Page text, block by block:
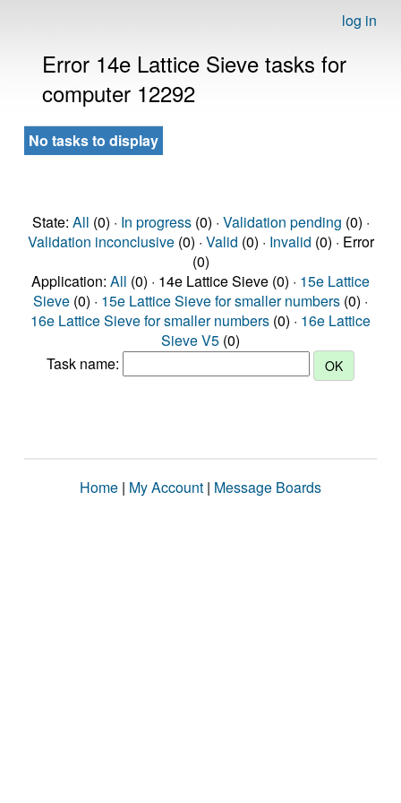
log in
Error 14e Lattice Sieve tasks for
computer 12292
No tasks to display
State: All (0) · In progress(0) · Validation pending (0) ·
Validation inconclusive(0) · Valid (0) · Invalid (0) · Error
(0)
Application: All (0) · 14e Lattice Sieve (0) · 15e Lattice
Sieve (0) · 15e Lattice Sieve for smaller numbers (0) ·
16e Lattice Sieve for smaller numbers (0) · 16e Lattice
Sieve V5 (0)
Task name:
Home | My Account | Message Boards